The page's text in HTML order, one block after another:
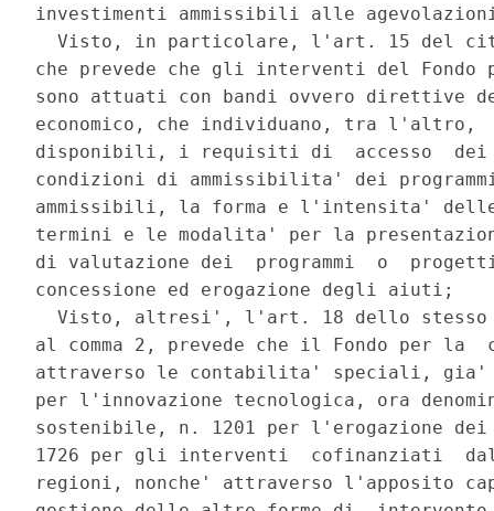
investimenti ammissibili alle
Visto, in particolare, l'art. 15 del
che prevede che gli interventi del
sono attuati con bandi ovvero direttive
economico, che individuano, tra l'altro,
disponibili, i requisiti di  accesso
condizioni di ammissibilita' dei
ammissibili, la forma e l'intensita'
termini e le modalita' per la
di valutazione dei  programmi  o
concessione ed erogazione degli aiuti;
Visto, altresi', l'art. 18 dello
al comma 2, prevede che il Fondo per
attraverso le contabilita' speciali, gia'
per l'innovazione tecnologica, ora
sostenibile, n. 1201 per l'erogazione
1726 per gli interventi  cofinanziati
regioni, nonche' attraverso l'apposito